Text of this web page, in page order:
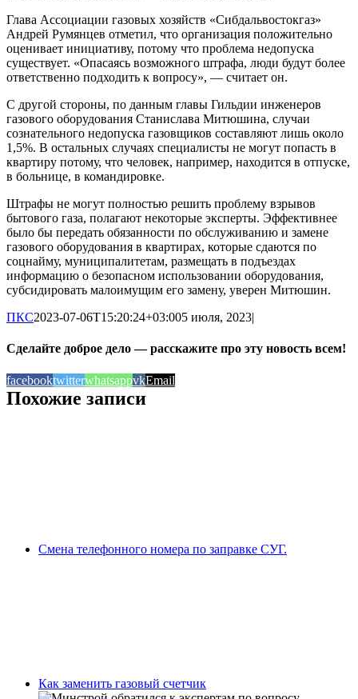
Глава Ассоциации газовых хозяйств «Сибдальвостокгаз»
Андрей Румянцев отметил, что организация положительно
оценивает инициативу, потому что проблема недопуска
существует. «Опасаясь возможного штрафа, люди будут более
ответственно подходить к вопросу», — считает он.
С другой стороны, по данным главы Гильдии инженеров
газового оборудования Станислава Митюшина, случаи
сознательного недопуска газовщиков составляют лишь около
1,5%. В остальных случаях специалисты не могут попасть в
квартиру потому, что человек, например, находится в отпуске,
в больнице, в командировке.
Штрафы не могут полностью решить проблему взрывов
бытового газа, полагают некоторые эксперты. Эффективнее
было бы передать обязанности по обслуживанию и замене
газового оборудования в квартирах, которые сдаются по
соцнайму, муниципалитетам, размещать в подъездах
информацию о безопасном использовании оборудования,
субсидировать малоимущим его замену, уверен Митюшин.
ПКС2023-07-06T15:20:24+03:005 июля, 2023|
Сделайте доброе дело — расскажите про эту новость всем!
facebooktwitterwhatsappvkEmail
Похожие записи
Смена телефонного номера по заправке СУГ.
Как заменить газовый счетчик